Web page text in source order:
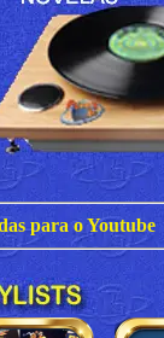
para o Youtube